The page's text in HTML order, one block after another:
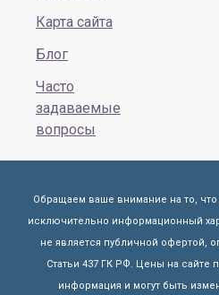
Карта сайта
Блог
Часто
задаваемые
вопросы
Обращаем ваше внимание на то,
исключительно информационный
не является публичной офертой,
Статьи 437 ГК РФ. Цены на сайте
информация и могут быть